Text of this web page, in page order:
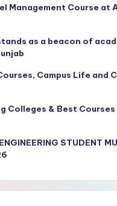
Management Course at
as a beacon of
Campus Life and
Colleges & Best Courses
STUDENT